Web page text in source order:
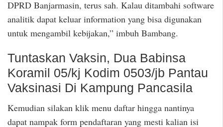
DPRD Banjarmasin, terus sah. Kalau ditambahi software
analitik dapat keluar information yang bisa digunakan
untuk mengambil kebijakan,” imbuh Bambang.
Tuntaskan Vaksin, Dua Babinsa
Koramil 05/kj Kodim 0503/jb Pantau
Vaksinasi Di Kampung Pancasila
Kemudian silakan klik menu daftar hingga nantinya
dapat nampak form pendaftaran yang mesti kalian isi